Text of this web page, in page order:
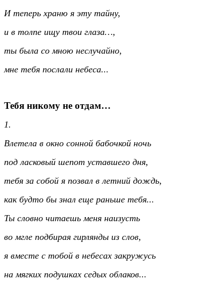
И теперь храню я эту тайну,
и в толпе ищу твои глаза…,
ты была со мною неслучайно,
мне тебя послали небеса...
Тебя никому не отдам…
1.
Влетела в окно сонной бабочкой ночь
под ласковый шепот уставшего дня,
тебя за собой я позвал в летний дождь,
как будто бы знал еще раньше тебя...
Ты словно читаешь меня наизусть
во мгле подбирая гирлянды из слов,
я вместе с тобой в небесах закружусь
на мягких подушках седых облаков...